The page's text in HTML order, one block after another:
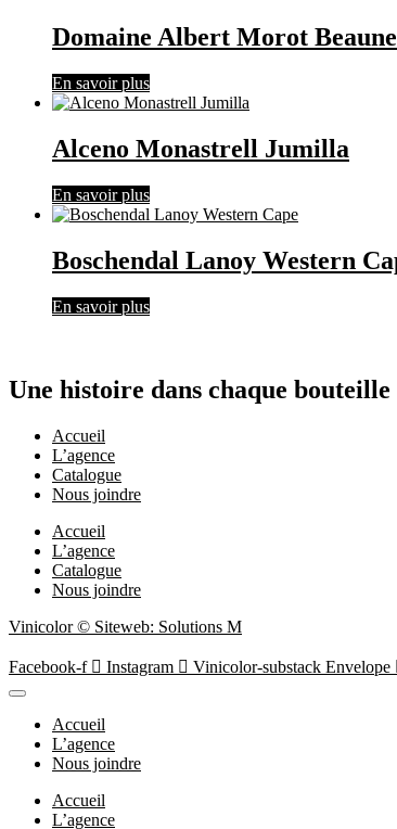
Domaine Albert Morot
En savoir plus
Alceno Monastrell Jumilla
En savoir plus
Boschendal Lanoy Western
En savoir plus
Une histoire dans chaque bouteille
Accueil
L’agence
Catalogue
Nous joindre
Accueil
L’agence
Catalogue
Nous joindre
Vinicolor © Siteweb: Solutions M
Facebook-f Instagram Vinicolor-substack Envelope
Accueil
L’agence
Nous joindre
Accueil
L’agence